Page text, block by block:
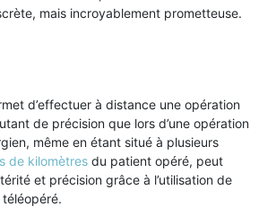
mais incroyablement prometteuse.
d’effectuer à distance une opération
de précision que lors d’une opération
même en étant situé à plusieurs
de kilomètres du patient opéré, peut
et précision grâce à l’utilisation de